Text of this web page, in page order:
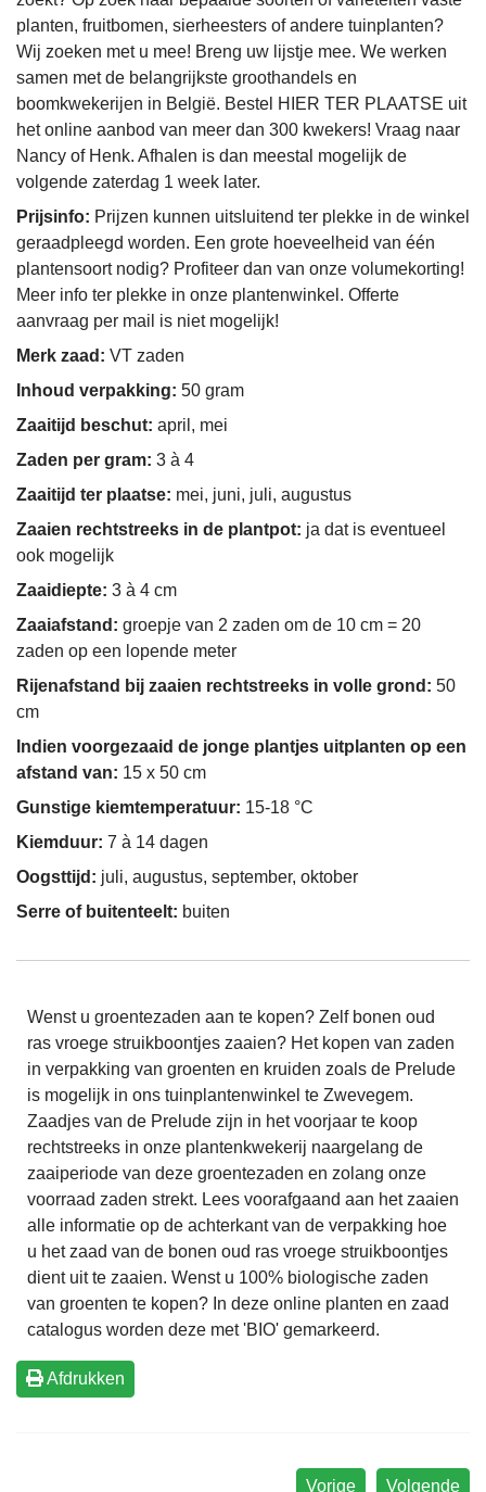
planten, fruitbomen, sierheesters of andere tuinplanten?
Wij zoeken met u mee! Breng uw lijstje mee. We werken
samen met de belangrijkste groothandels en
boomkwekerijen in België. Bestel HIER TER PLAATSE uit
het online aanbod van meer dan 300 kwekers! Vraag naar
Nancy of Henk. Afhalen is dan meestal mogelijk de
volgende zaterdag 1 week later.
Prijsinfo: Prijzen kunnen uitsluitend ter plekke in de winkel
geraadpleegd worden. Een grote hoeveelheid van één
plantensoort nodig? Profiteer dan van onze volumekorting!
Meer info ter plekke in onze plantenwinkel. Offerte
aanvraag per mail is niet mogelijk!
Merk zaad: VT zaden
Inhoud verpakking: 50 gram
Zaaitijd beschut: april, mei
Zaden per gram: 3 à 4
Zaaitijd ter plaatse: mei, juni, juli, augustus
Zaaien rechtstreeks in de plantpot: ja dat is eventueel
ook mogelijk
Zaaidiepte: 3 à 4 cm
Zaaiafstand: groepje van 2 zaden om de 10 cm = 20
zaden op een lopende meter
Rijenafstand bij zaaien rechtstreeks in volle grond: 50
cm
Indien voorgezaaid de jonge plantjes uitplanten op een
afstand van: 15 x 50 cm
Gunstige kiemtemperatuur: 15-18 °C
Kiemduur: 7 à 14 dagen
Oogsttijd: juli, augustus, september, oktober
Serre of buitenteelt: buiten
Wenst u groentezaden aan te kopen? Zelf bonen oud
ras vroege struikboontjes zaaien? Het kopen van zaden
in verpakking van groenten en kruiden zoals de Prelude
is mogelijk in ons tuinplantenwinkel te Zwevegem.
Zaadjes van de Prelude zijn in het voorjaar te koop
rechtstreeks in onze plantenkwekerij naargelang de
zaaiperiode van deze groentezaden en zolang onze
voorraad zaden strekt. Lees voorafgaand aan het zaaien
alle informatie op de achterkant van de verpakking hoe
u het zaad van de bonen oud ras vroege struikboontjes
dient uit te zaaien. Wenst u 100% biologische zaden
van groenten te kopen? In deze online planten en zaad
catalogus worden deze met 'BIO' gemarkeerd.
Afdrukken
Volgende
Vorige